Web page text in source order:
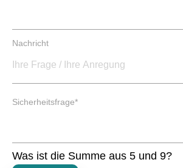
e
lh
t
l
Nachricht
P
h
Sicherheitsfrage*
Was ist die Summe aus 5 und 9?